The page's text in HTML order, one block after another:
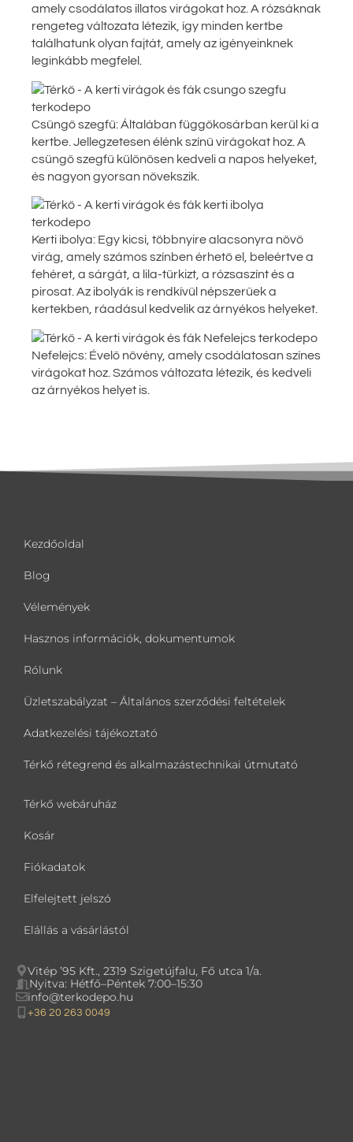
amely csodálatos illatos virágokat hoz. A rózsáknak
rengeteg változata létezik, így minden kertbe
találhatunk olyan fajtát, amely az igényeinknek
leginkább megfelel.
Csüngő szegfű: Általában függőkosárban kerül ki a
kertbe. Jellegzetesen élénk színű virágokat hoz. A
csüngő szegfű különösen kedveli a napos helyeket,
és nagyon gyorsan növekszik.
Kerti ibolya: Egy kicsi, többnyire alacsonyra növő
virág, amely számos színben érhető el, beleértve a
fehéret, a sárgát, a lila-türkizt, a rózsaszínt és a
pirosat. Az ibolyák is rendkívül népszerűek a
kertekben, ráadásul kedvelik az árnyékos helyeket.
Nefelejcs: Évelő növény, amely csodálatosan színes
virágokat hoz. Számos változata létezik, és kedveli
az árnyékos helyet is.
Kezdőoldal
Blog
Vélemények
Hasznos információk, dokumentumok
Rólunk
Üzletszabályzat – Általános szerződési feltételek
Adatkezelési tájékoztató
Térkő rétegrend és alkalmazástechnikai útmutató
Térkő webáruház
Kosár
Fiókadatok
Elfelejtett jelszó
Elállás a vásárlástól
Vitép ’95 Kft., 2319 Szigetújfalu, Fő utca 1/a.
Nyitva: Hétfő–Péntek 7:00–15:30
info@terkodepo.hu
+36 20 263 0049